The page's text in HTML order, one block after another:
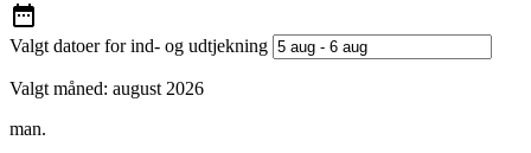
Valgt datoer for ind- og udtjekning
Valgt måned: august 2026
man.